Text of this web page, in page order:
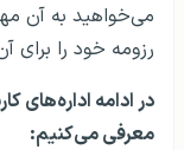
می‌خواهید به آن
رزومه خود را برای
در ادامه اداره‌های
معرفی می‌کنیم: